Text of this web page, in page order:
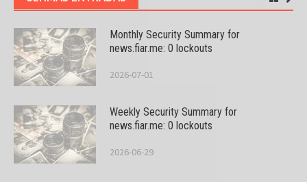
Monthly Security Summary for
news.fiar.me: 0 lockouts
2026-07-01
Weekly Security Summary for
news.fiar.me: 0 lockouts
2026-06-29